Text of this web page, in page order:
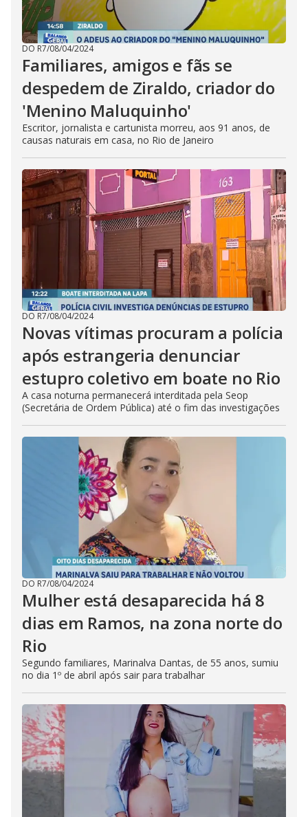
DO R7/08/04/2024
Familiares, amigos e fãs se
despedem de Ziraldo, criador do
'Menino Maluquinho'
Escritor, jornalista e cartunista morreu, aos 91 anos, de
causas naturais em casa, no Rio de Janeiro
DO R7/08/04/2024
Novas vítimas procuram a polícia
após estrangeria denunciar
estupro coletivo em boate no Rio
A casa noturna permanecerá interditada pela Seop
(Secretária de Ordem Pública) até o fim das investigações
DO R7/08/04/2024
Mulher está desaparecida há 8
dias em Ramos, na zona norte do
Rio
Segundo familiares, Marinalva Dantas, de 55 anos, sumiu
no dia 1º de abril após sair para trabalhar